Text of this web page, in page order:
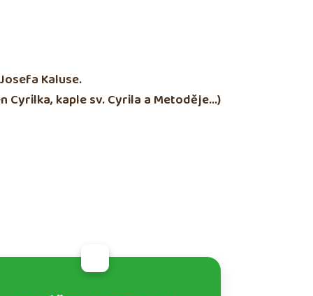
Kaluse.
kaple sv. Cyrila a Metoděje...)